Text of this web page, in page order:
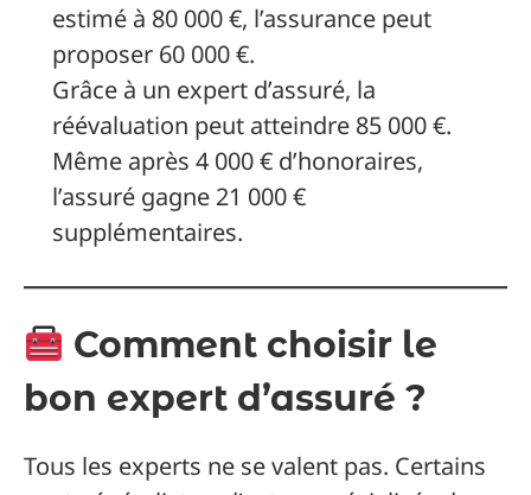
estimé à 80 000 €, l’assurance peut
proposer 60 000 €.
Grâce à un expert d’assuré, la
réévaluation peut atteindre 85 000 €.
Même après 4 000 € d’honoraires,
l’assuré gagne 21 000 €
supplémentaires.
Comment choisir le
bon expert d’assuré ?
Tous les experts ne se valent pas. Certains